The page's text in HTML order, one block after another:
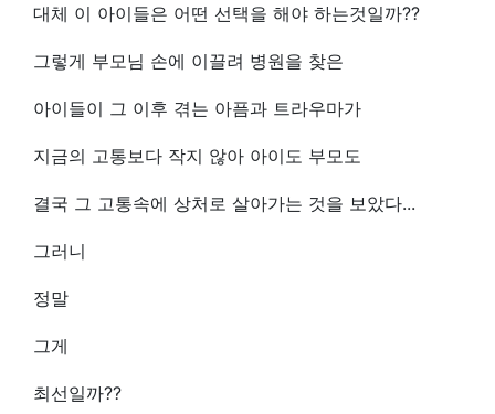
대체 이 아이들은 어떤 선택을 해야 하는것일까??
그렇게 부모님 손에 이끌려 병원을 찾은
아이들이 그 이후 겪는 아픔과 트라우마가
지금의 고통보다 작지 않아 아이도 부모도
결국 그 고통속에 상처로 살아가는 것을 보았다...
그러니
정말
그게
최선일까??